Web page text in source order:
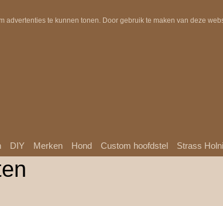
DIY Merken Hond Custom hoofdstel Strass
te kunnen tonen. Door gebruik te maken van deze